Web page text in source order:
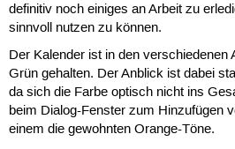
definitiv noch einiges an Arbeit zu
sinnvoll nutzen zu können.
Der Kalender ist in den verschiedenen
Grün gehalten. Der Anblick ist dabei
da sich die Farbe optisch nicht ins
beim Dialog-Fenster zum Hinzufügen
einem die gewohnten Orange-Töne.